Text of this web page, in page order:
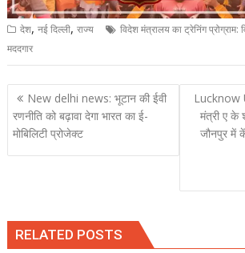
देश,नई दिल्ली,राज्य
विदेश मंत्रालय का ट्रेनिंग प्रोग्राम:
मददगार
Post
navigation
New delhi news: भूटान की ईवी
रणनीति को बढ़ावा देगा भारत का ई-
मोबिलिटी प्रोजेक्ट
Lucknow
मंत्री ए के
जौनपुर में
RELATED POSTS